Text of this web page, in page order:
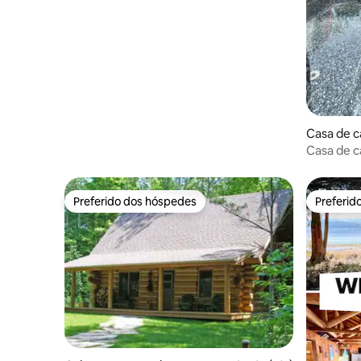
Casa de
Casa de
Preferido dos hóspedes
Preferido dos hóspedes